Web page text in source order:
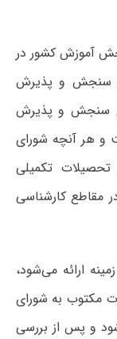
آموزش کشور در
در سنجش و پذیرش
سنجش و پذیرش
و هر آنچه شورای
تکمیلی
مقاطع کارشناسی
ارائه می‌شود،
مکتوب به شورای
و پس از بررسی